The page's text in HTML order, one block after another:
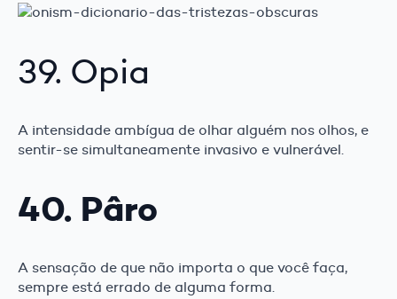
39. Opia
A intensidade ambígua de olhar alguém nos olhos, e
sentir-se simultaneamente invasivo e vulnerável.
40. Pâro
A sensação de que não importa o que você faça,
sempre está errado de alguma forma.